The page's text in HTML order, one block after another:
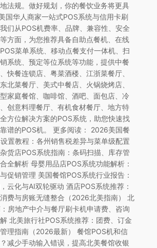
法规。做好规划，你的餐饮业务将更具
国华人商家一站式POS系统与信用卡刷
们从POS机费率、品牌、兼容性、安全
方面，为您推荐具备自助点餐机、在线
菜单系统、移动点餐支付一体机、扫
系统、预定等位系统等功能，提供中餐
快餐连锁店、粤菜酒楼、江浙菜餐厅、
北菜餐厅、美式中餐店、火锅烧烤店、
家庭餐馆、咖啡馆、酒吧、面包店、冷
创意料理餐厅、有机食材餐厅、地方特
方位解决方案的POS系统，助您快速找
谱的POS机。 更多阅读： 2026美国餐
置教程：各州销售税差异与菜单级配置
货店POS系统指南：条码扫描、库存管
全解析 母婴用品店POS系统功能解析：
促销管理 美国餐馆POS系统行业报告：
云化与AI双轮驱动 酒店POS系统推荐：
费与房账无缝整合（2026北美指南） 北
房地产中介与餐厅刷卡机申请费、咨询
北美旅行社POS系统推荐：团费、订金
理指南（2026最新） 餐馆POS机和信
减少手动输入错误，提高北美餐馆收银